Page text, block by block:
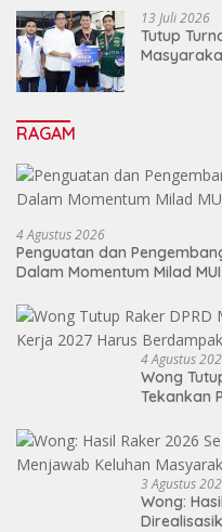
13 Juli 2026
Tutup
RAGAM
4 Agustus 2026
Penguatan dan
Dalam Momentum Milad MUI
4 Agustus
Wong
Tekankan
3 Agustus
Wong: